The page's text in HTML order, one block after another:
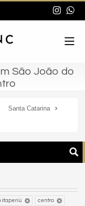
São João do
Santa Catarina
itaperiú centro